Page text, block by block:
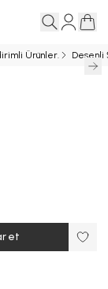
Ürünler. Desenli
et